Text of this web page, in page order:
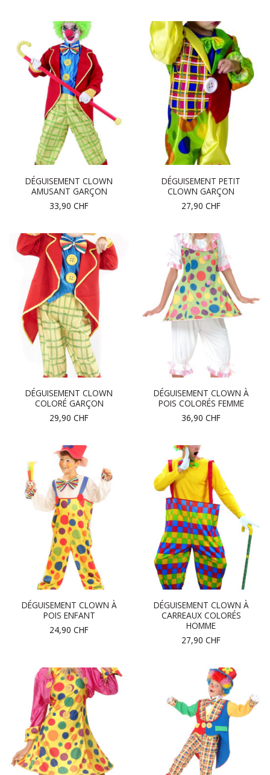
DÉGUISEMENT CLOWN
AMUSANT GARÇON
33,90 CHF
DÉGUISEMENT PETIT
CLOWN GARÇON
27,90 CHF
DÉGUISEMENT CLOWN
COLORÉ GARÇON
29,90 CHF
DÉGUISEMENT CLOWN À
POIS COLORÉS FEMME
36,90 CHF
DÉGUISEMENT CLOWN À
POIS ENFANT
24,90 CHF
DÉGUISEMENT CLOWN À
CARREAUX COLORÉS
HOMME
27,90 CHF